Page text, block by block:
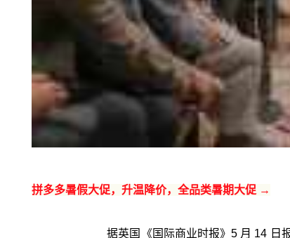
拼多多暑假大促，升温降价，全品类暑期大促 →
据英国《国际商业时报》5 月 14 日